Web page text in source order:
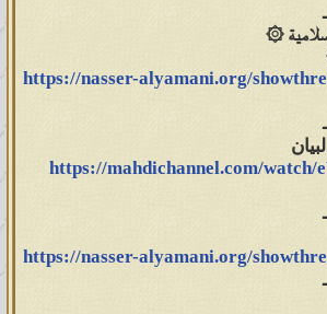
۞
https://nasser-alyamani.org/
https://mahdichannel.com/watch/
https://nasser-alyamani.org/